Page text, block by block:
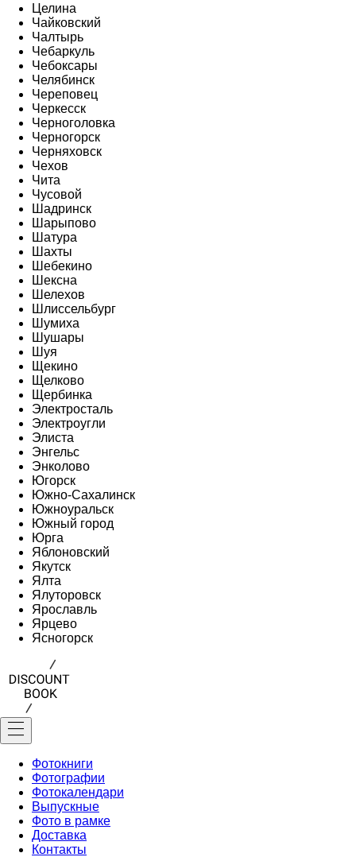
Целина
Чайковский
Чалтырь
Чебаркуль
Чебоксары
Челябинск
Череповец
Черкесск
Черноголовка
Черногорск
Черняховск
Чехов
Чита
Чусовой
Шадринск
Шарыпово
Шатура
Шахты
Шебекино
Шексна
Шелехов
Шлиссельбург
Шумиха
Шушары
Шуя
Щекино
Щелково
Щербинка
Электросталь
Электроугли
Элиста
Энгельс
Энколово
Югорск
Южно-Сахалинск
Южноуральск
Южный город
Юрга
Яблоновский
Якутск
Ялта
Ялуторовск
Ярославль
Ярцево
Ясногорск
Фотокниги
Фотографии
Фотокалендари
Выпускные
Фото в рамке
Доставка
Контакты